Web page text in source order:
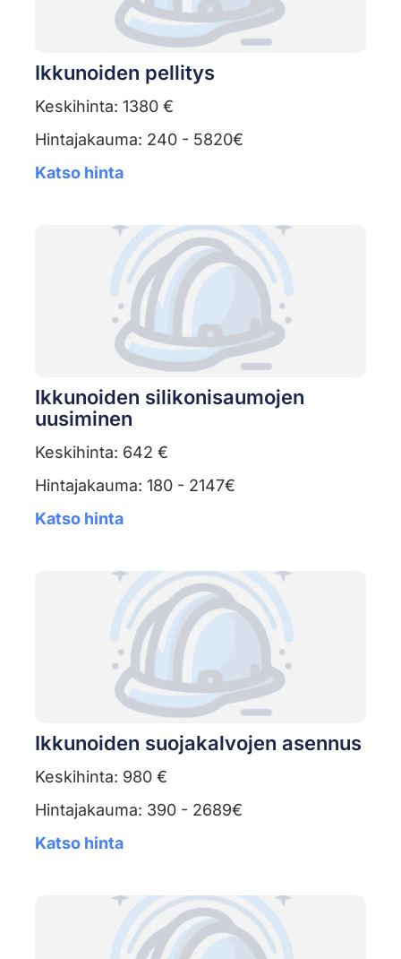
Ikkunoiden pellitys
Keskihinta: 1380 €
Hintajakauma: 240 - 5820€
Katso hinta
Ikkunoiden silikonisaumojen
uusiminen
Keskihinta: 642 €
Hintajakauma: 180 - 2147€
Katso hinta
Ikkunoiden suojakalvojen asennus
Keskihinta: 980 €
Hintajakauma: 390 - 2689€
Katso hinta